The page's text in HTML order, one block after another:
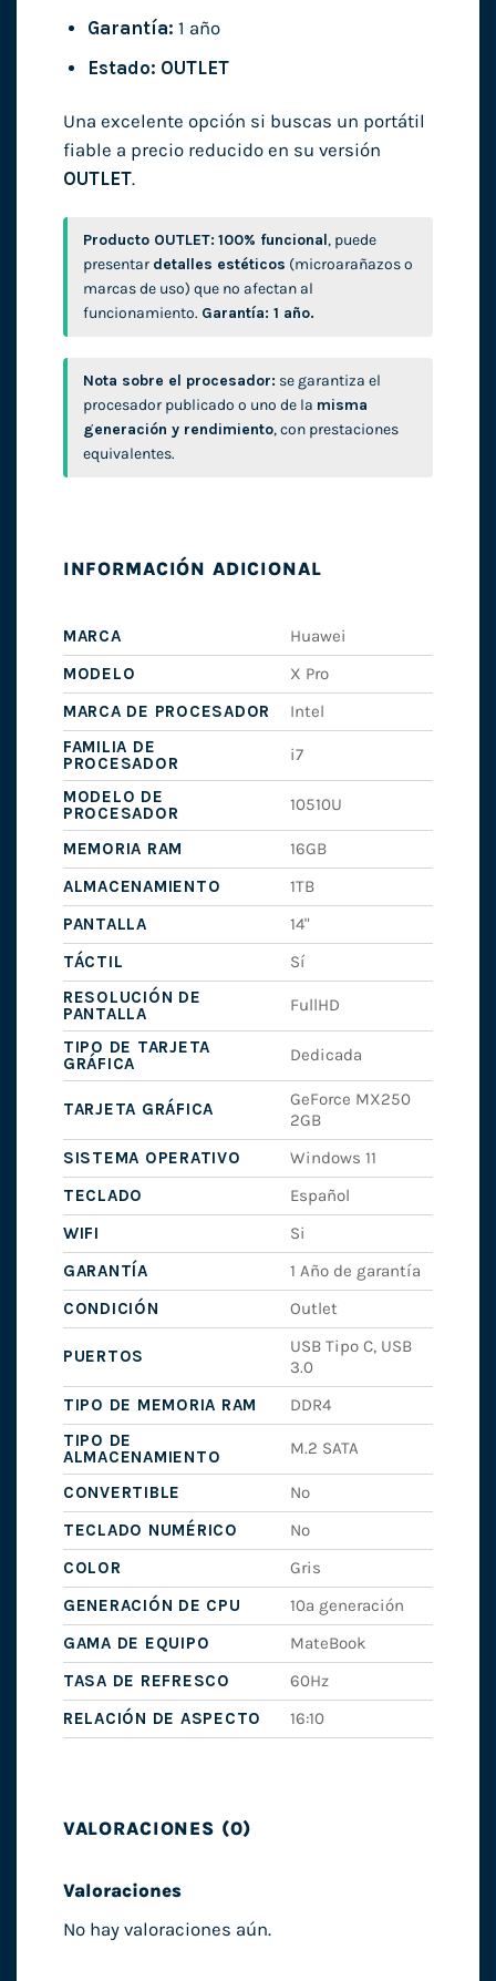
Garantía: 1 año
Estado: OUTLET
Una excelente opción si buscas un portátil
fiable a precio reducido en su versión
OUTLET.
Producto OUTLET: 100% funcional, puede
presentar detalles estéticos (microarañazos o
marcas de uso) que no afectan al
funcionamiento. Garantía: 1 año.
Nota sobre el procesador: se garantiza el
procesador publicado o uno de la misma
generación y rendimiento, con prestaciones
equivalentes.
INFORMACIÓN ADICIONAL
MARCA
Huawei
MODELO
X Pro
MARCA DE PROCESADOR
Intel
FAMILIA DE
PROCESADOR
i7
MODELO DE
PROCESADOR
10510U
MEMORIA RAM
16GB
ALMACENAMIENTO
1TB
PANTALLA
14"
TÁCTIL
Sí
RESOLUCIÓN DE
PANTALLA
FullHD
TIPO DE TARJETA
GRÁFICA
Dedicada
TARJETA GRÁFICA
GeForce MX250
2GB
SISTEMA OPERATIVO
Windows 11
TECLADO
Español
WIFI
Si
GARANTÍA
1 Año de garantía
CONDICIÓN
Outlet
PUERTOS
USB Tipo C, USB
3.0
TIPO DE MEMORIA RAM
DDR4
TIPO DE
ALMACENAMIENTO
M.2 SATA
CONVERTIBLE
No
TECLADO NUMÉRICO
No
COLOR
Gris
GENERACIÓN DE CPU
10ª generación
GAMA DE EQUIPO
MateBook
TASA DE REFRESCO
60Hz
RELACIÓN DE ASPECTO
16:10
VALORACIONES (0)
Valoraciones
No hay valoraciones aún.